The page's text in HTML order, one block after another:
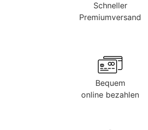
Schneller
Premiumversand
Bequem
online bezahlen